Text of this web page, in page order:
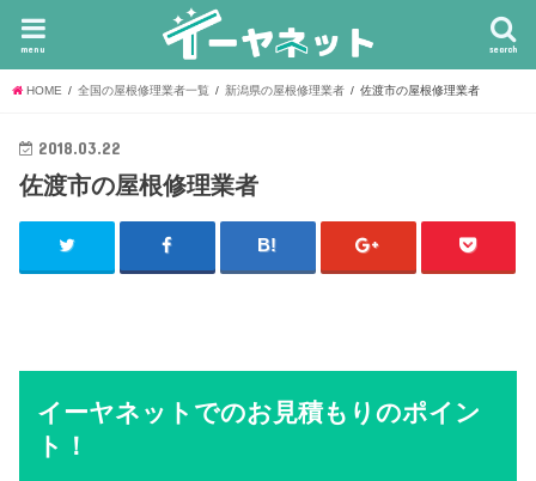
search
menu
HOME 全国の屋根修理業者一覧 新潟県の屋根修理業者 佐渡市の屋根修理業者
2018.03.22
佐渡市の屋根修理業者
イーヤネットでのお見積もりのポイン
ト！